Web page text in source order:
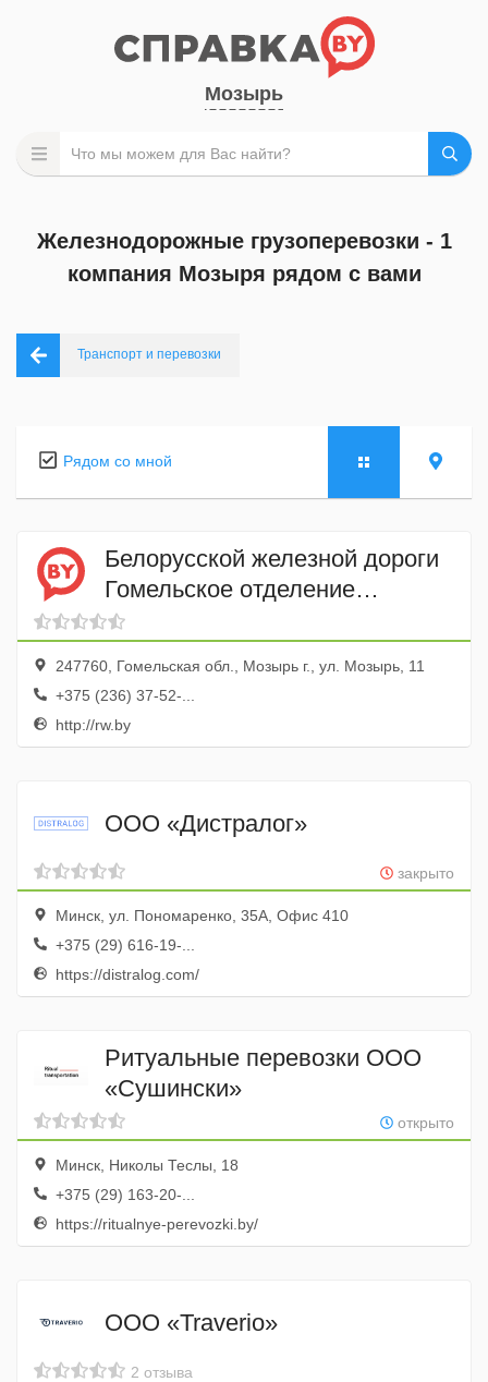
Мозырь
Железнодорожные грузоперевозки - 1
компания Мозыря рядом с вами
Транспорт и перевозки
Рядом со мной
Белорусской железной дороги
Гомельское отделение
Промывочно-пропарочная
станция Барбаров
247760, Гомельская обл., Мозырь г., ул. Мозырь, 11
+375 (236) 37-52-...
http://rw.by
ООО «Дистралог»
закрыто
Минск, ул. Пономаренко, 35А, Офис 410
+375 (29) 616-19-...
https://distralog.com/
Ритуальные перевозки ООО
«Сушински»
открыто
Минск, Николы Теслы, 18
+375 (29) 163-20-...
https://ritualnye-perevozki.by/
ООО «Traverio»
2 отзыва